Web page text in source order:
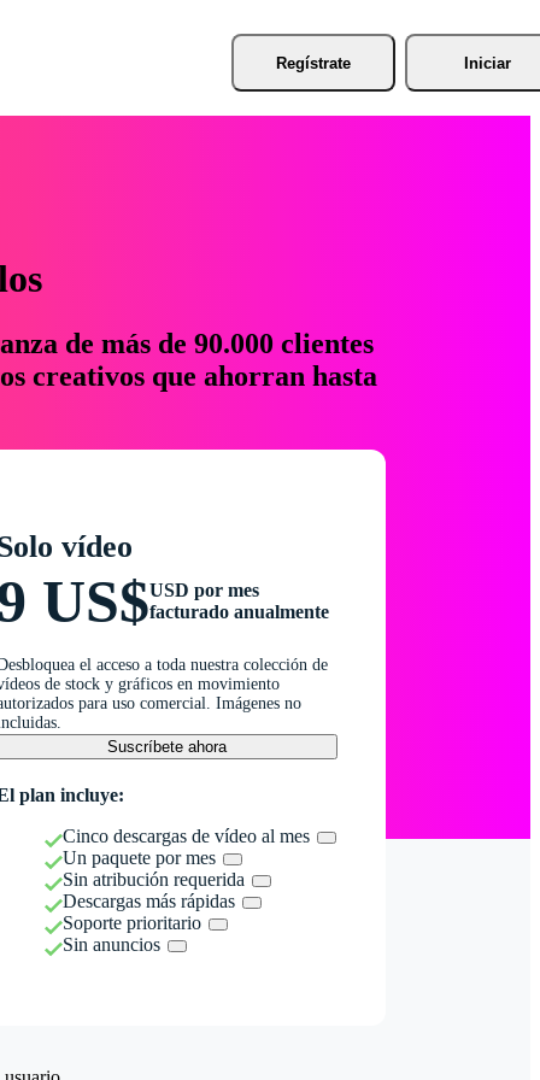
Regístrate Iniciar
de más de 90.000 clientes
creativos que ahorran hasta
vídeo
US$USD por mes
facturado anualmente
el acceso a toda nuestra colección de
de stock y gráficos en movimiento
para uso comercial. Imágenes no
Suscríbete ahora
plan incluye:
Cinco descargas de vídeo al mes
Un paquete por mes
Sin atribución requerida
Descargas más rápidas
Soporte prioritario
Sin anuncios